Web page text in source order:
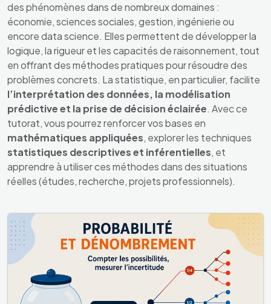
des phénomènes dans de nombreux domaines :
économie, sciences sociales, gestion, ingénierie ou
encore data science. Elles permettent de développer la
logique, la rigueur et les capacités de raisonnement, tout
en offrant des méthodes pratiques pour résoudre des
problèmes concrets. La statistique, en particulier, facilite
l’interprétation des données, la modélisation
prédictive et la prise de décision éclairée. Avec ce
tutorat, vous pourrez renforcer vos bases en
mathématiques appliquées, explorer les techniques
statistiques descriptives et inférentielles, et
apprendre à utiliser ces méthodes dans des situations
réelles (études, recherche, projets professionnels).